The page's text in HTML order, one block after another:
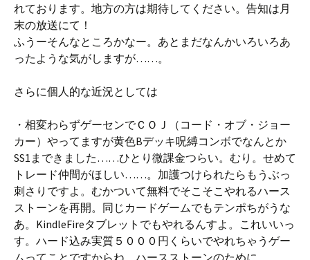
れております。地方の方は期待してください。告知は月
末の放送にて！
ふうーそんなところかなー。あとまだなんかいろいろあ
ったような気がしますが……。
さらに個人的な近況としては
・相変わらずゲーセンでＣＯＪ（コード・オブ・ジョー
カー）やってますが黄色Bデッキ呪縛コンボでなんとか
SS1まできました……ひとり微課金つらい。むり。せめて
トレード仲間がほしい……。加護つけられたらもうぶっ
刺さりですよ。むかついて無料でそこそこやれるハース
ストーンを再開。同じカードゲームでもテンポちがうな
あ。KindleFireタブレットでもやれるんすよ。これいいっ
す。ハード込み実質５０００円くらいでやれちゃうゲー